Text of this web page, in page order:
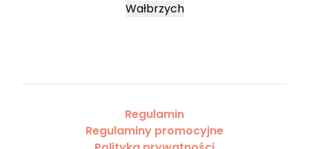
Wałbrzych
Regulamin
Regulaminy promocyjne